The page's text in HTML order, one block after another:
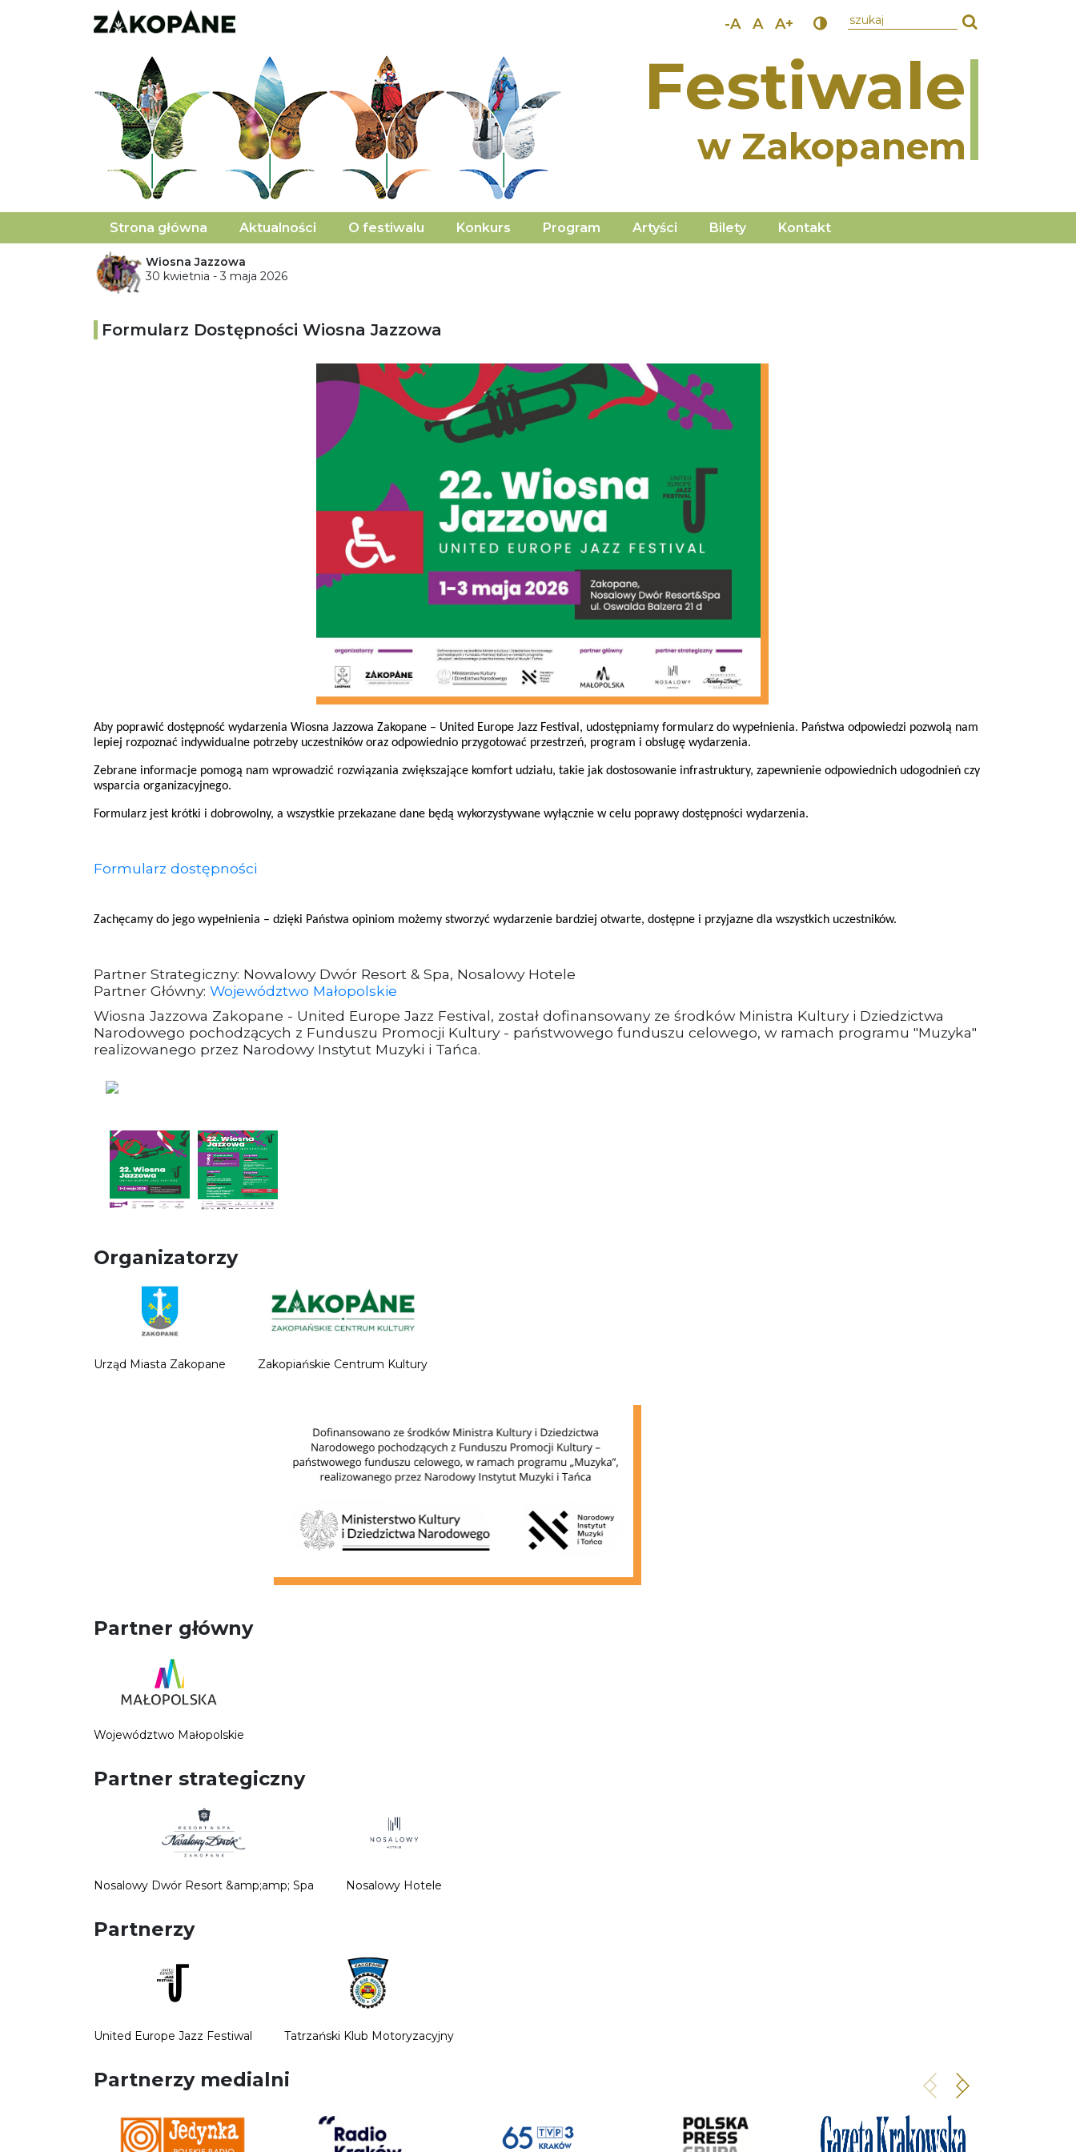
-A A A+ wpisz szukany tekst
Festiwale
w Zakopanem
Strona główna Aktualności O festiwalu Konkurs Program Artyści Bilety Kontakt
Wiosna Jazzowa
30 kwietnia - 3 maja 2026
Formularz Dostępności Wiosna Jazzowa
Aby poprawić dostępność wydarzenia Wiosna Jazzowa Zakopane – United Europe Jazz Festival, udostępniamy formularz do wypełnienia. Państwa odpowiedzi pozwolą nam
lepiej rozpoznać indywidualne potrzeby uczestników oraz odpowiednio przygotować przestrzeń, program i obsługę wydarzenia.
Zebrane informacje pomogą nam wprowadzić rozwiązania zwiększające komfort udziału, takie jak dostosowanie infrastruktury, zapewnienie odpowiednich udogodnień czy
wsparcia organizacyjnego.
Formularz jest krótki i dobrowolny, a wszystkie przekazane dane będą wykorzystywane wyłącznie w celu poprawy dostępności wydarzenia.
Formularz dostępności
Zachęcamy do jego wypełnienia – dzięki Państwa opiniom możemy stworzyć wydarzenie bardziej otwarte, dostępne i przyjazne dla wszystkich uczestników.
Partner Strategiczny: Nowalowy Dwór Resort & Spa, Nosalowy Hotele
Partner Główny: Województwo Małopolskie
Wiosna Jazzowa Zakopane - United Europe Jazz Festival, został dofinansowany ze środków Ministra Kultury i Dziedzictwa
Narodowego pochodzących z Funduszu Promocji Kultury - państwowego funduszu celowego, w ramach programu "Muzyka"
realizowanego przez Narodowy Instytut Muzyki i Tańca.
Organizatorzy
Urząd Miasta Zakopane Zakopiańskie Centrum Kultury
Partner główny
Województwo Małopolskie
Partner strategiczny
Nosalowy Dwór Resort &amp;amp; Spa Nosalowy Hotele
Partnerzy
United Europe Jazz Festiwal Tatrzański Klub Motoryzacyjny
Partnerzy medialni